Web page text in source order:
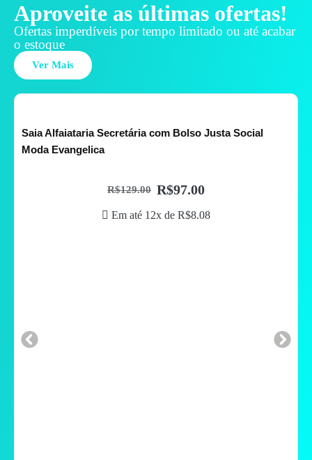
Aproveite as últimas ofertas!
Ofertas imperdíveis por tempo limitado ou até acabar
o estoque
Ver Mais
Saia Alfaiataria Secretária com Bolso Justa Social
Moda Evangelica
R$129.00 R$97.00
Em até 12x de R$8.08